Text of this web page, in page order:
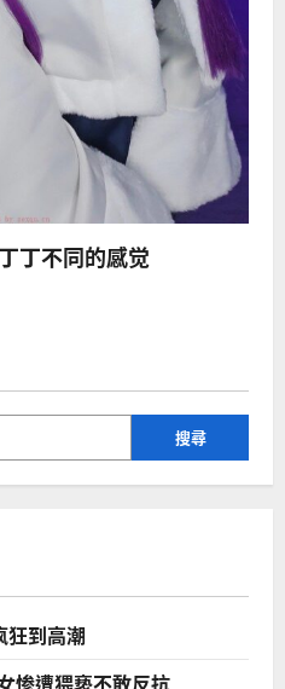
丁不同的感觉
搜尋
狂到高潮
惨遭猥亵不敢反抗